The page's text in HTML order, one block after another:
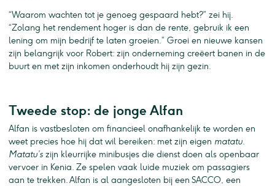
“Waarom wachten tot je genoeg gespaard hebt?” zei hij.
“Zolang het rendement hoger is dan de rente, gebruik ik een
lening om mijn bedrijf te laten groeien.” Groei en nieuwe kansen
zijn belangrijk voor Robert: zijn onderneming creëert banen in de
buurt en met zijn inkomen onderhoudt hij zijn gezin.
Tweede stop: de jonge Alfan
Alfan is vastbesloten om financieel onafhankelijk te worden en
weet precies hoe hij dat wil bereiken: met zijn eigen matatu.
Matatu’s zijn kleurrijke minibusjes die dienst doen als openbaar
vervoer in Kenia. Ze spelen vaak luide muziek om passagiers
aan te trekken. Alfan is al aangesloten bij een SACCO, een